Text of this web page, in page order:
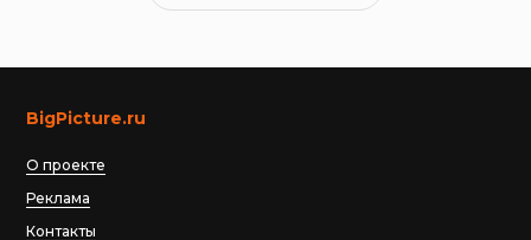
BigPicture.ru
О проекте
Реклама
Контакты